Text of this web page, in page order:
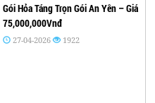
Gói Hỏa Táng Trọn Gói An Yên – Giá
75,000,000Vnđ
27-04-2026 1922